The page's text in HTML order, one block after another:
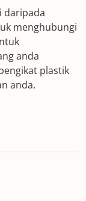
daripada
menghubungi
anda
plastik
anda.